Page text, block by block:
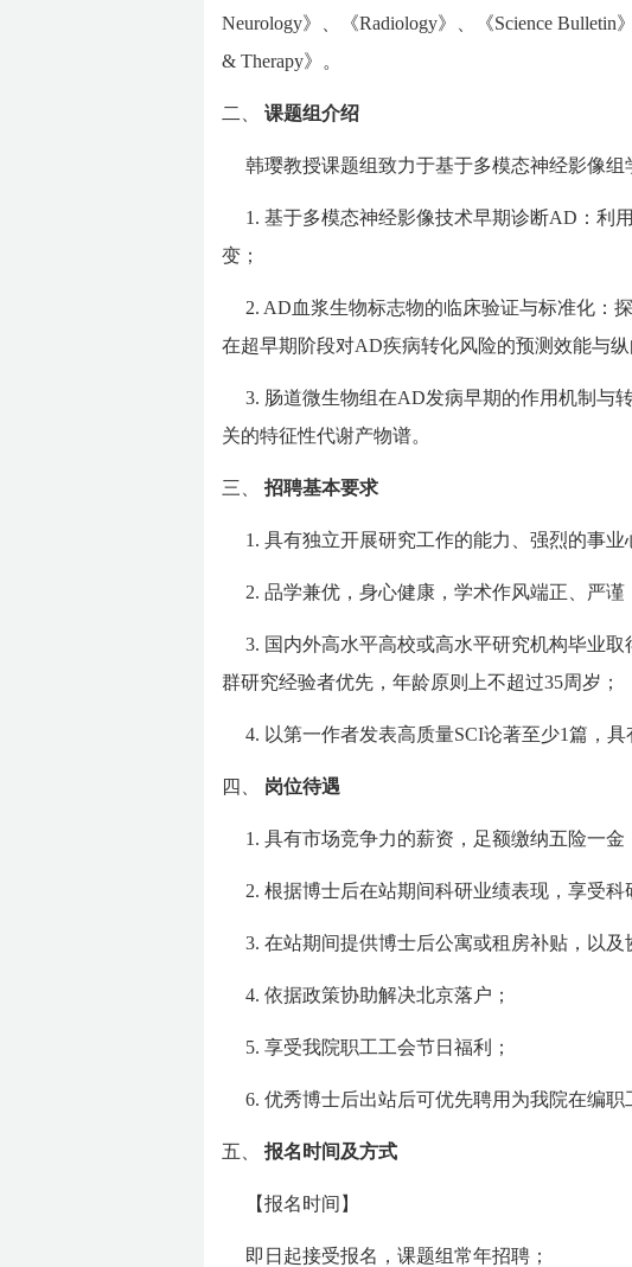
Neurology》、《Radiology》、《Science Bulletin
& Therapy》。
二、 课题组介绍
韩璎教授课题组致力于基于多模态神经影像
1. 基于多模态神经影像技术早期诊断AD：利
变；
2. AD血浆生物标志物的临床验证与标准化：
在超早期阶段对AD疾病转化风险的预测效能与纵
3. 肠道微生物组在AD发病早期的作用机制与
关的特征性代谢产物谱。
三、 招聘基本要求
1. 具有独立开展研究工作的能力、强烈的事
2. 品学兼优，身心健康，学术作风端正、严谨
3. 国内外高水平高校或高水平研究机构毕业
群研究经验者优先，年龄原则上不超过35周岁；
4. 以第一作者发表高质量SCI论著至少1篇，
四、 岗位待遇
1. 具有市场竞争力的薪资，足额缴纳五险一
2. 根据博士后在站期间科研业绩表现，享受科
3. 在站期间提供博士后公寓或租房补贴，以及
4. 依据政策协助解决北京落户；
5. 享受我院职工工会节日福利；
6. 优秀博士后出站后可优先聘用为我院在编职
五、 报名时间及方式
【报名时间】
即日起接受报名，课题组常年招聘；